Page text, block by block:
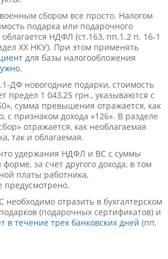
сбором все просто. Налогом
подарка или подарочного
НДФЛ (ст.163, пп.1.2 п. 16-1
ХХ НКУ). При этом применять
для базы налогообложения
.
ДФ новогодние подарки, стоимость
предел 1 043,25 грн., указываются с
сумма превышения отражается, как
с признаком дохода «126». В разделе
отражается, как необлагаемая
так и облагаемая.
удержания НДФЛ и ВС с суммы
за счет другого дохода, в том
платы работника,
предусмотрено.
отразить в бухгалтерском
(подарочных сертификатов) и
в течение трех банковских дней (пп.